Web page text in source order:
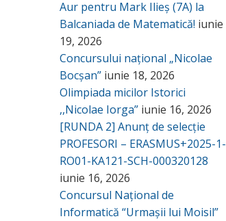
Aur pentru Mark Ilieș (7A) la
Balcaniada de Matematică! iunie
19, 2026
Concursului național „Nicolae
Bocșan” iunie 18, 2026
Olimpiada micilor Istorici
,,Nicolae Iorga” iunie 16, 2026
[RUNDA 2] Anunț de selecție
PROFESORI – ERASMUS+2025-1-
RO01-KA121-SCH-000320128
iunie 16, 2026
Concursul Național de
Informatică “Urmașii lui Moisil”